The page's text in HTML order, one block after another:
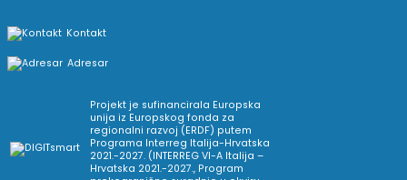
Kontakt
Adresar
Projekt je sufinancirala Europska
unija iz Europskog fonda za
regionalni razvoj (ERDF) putem
Programa Interreg Italija-Hrvatska
2021.-2027. (INTERREG VI-A Italija –
Hrvatska 2021.-2027., Program